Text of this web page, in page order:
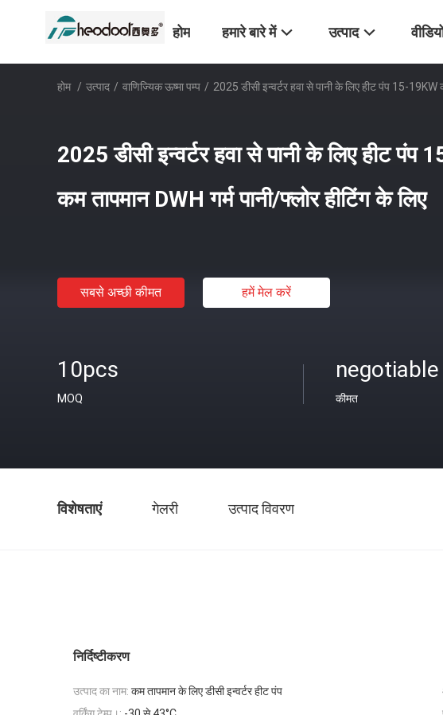
होम हमारे बारे में उत्पाद
होम / उत्पाद / वाणिज्यिक ऊष्मा पम्प / 2025 डीसी इन्वर्टर हवा से पानी के लिए हीट पंप 15-19KW
2025 डीसी इन्वर्टर हवा से पानी के लिए हीट पंप
कम तापमान DWH गर्म पानी/फ्लोर हीटिंग के लिए
सबसे अच्छी कीमत हमें मेल करें
10pcs
MOQ
negotiable
कीमत
विशेषताएं गेलरी उत्पाद विवरण
निर्दिष्टीकरण
उत्पाद का नाम: कम तापमान के लिए डीसी इन्वर्टर हीट पंप